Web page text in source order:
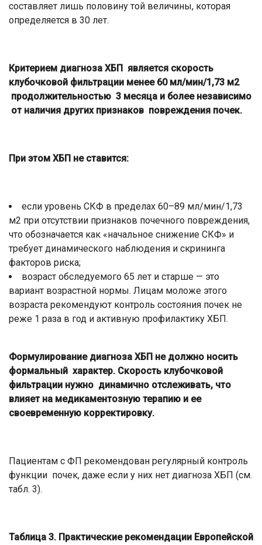
составляет лишь половину той величины, которая
определяется в 30 лет.
Критерием диагноза ХБП является скорость
клубочковой фильтрации менее 60 мл/мин/1,73 м2
продолжительностью 3 месяца и более независимо
от наличия других признаков повреждения почек.
При этом ХБП не ставится:
если уровень СКФ в пределах 60–89 мл/мин/1,73
м2 при отсутствии признаков почечного повреждения,
что обозначается как «начальное снижение СКФ» и
требует динамического наблюдения и скрининга
факторов риска;
возраст обследуемого 65 лет и старше — это
вариант возрастной нормы. Лицам моложе этого
возраста рекомендуют контроль состояния почек не
реже 1 раза в год и активную профилактику ХБП.
Формулирование диагноза ХБП не должно носить
формальный характер. Скорость клубочковой
фильтрации нужно динамично отслеживать, что
влияет на медикаментозную терапию и ее
своевременную корректировку.
Пациентам с ФП рекомендован регулярный контроль
функции почек, даже если у них нет диагноза ХБП (см.
табл. 3).
Таблица 3. Практические рекомендации Европейской